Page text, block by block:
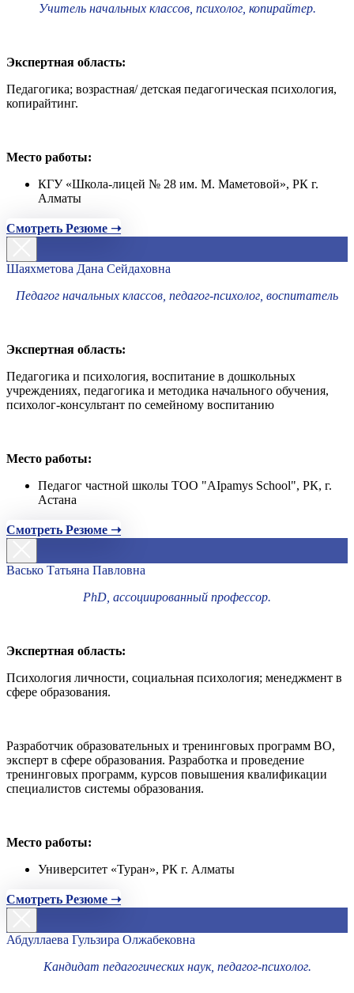
Учитель начальных классов, психолог, копирайтер.
Экспертная область:
Педагогика; возрастная/ детская педагогическая психология,
копирайтинг.
Место работы:
КГУ «Школа-лицей № 28 им. М. Маметовой», РК г.
Алматы
Смотреть Резюме ➝
Шаяхметова Дана Сейдаховна
Педагог начальных классов, педагог-психолог, воспитатель
Экспертная область:
Педагогика и психология, воспитание в дошкольных
учреждениях, педагогика и методика начального обучения,
психолог-консультант по семейному воспитанию
Место работы:
Педагог частной школы ТОО "AIpamys School", РК, г.
Астана
Смотреть Резюме ➝
Васько Татьяна Павловна
PhD, ассоциированный профессор.
Экспертная область:
Психология личности, социальная психология; менеджмент в
сфере образования.
Разработчик образовательных и тренинговых программ ВО,
эксперт в сфере образования. Разработка и проведение
тренинговых программ, курсов повышения квалификации
специалистов системы образования.
Место работы:
Университет «Туран», РК г. Алматы
Смотреть Резюме ➝
Абдуллаева Гульзира Олжабековна
Кандидат педагогических наук, педагог-психолог.